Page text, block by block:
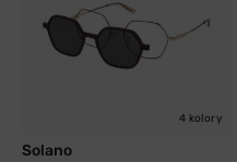
4 kolory
Solano